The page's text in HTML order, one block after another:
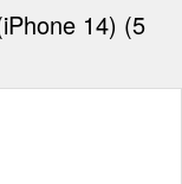
14) (5